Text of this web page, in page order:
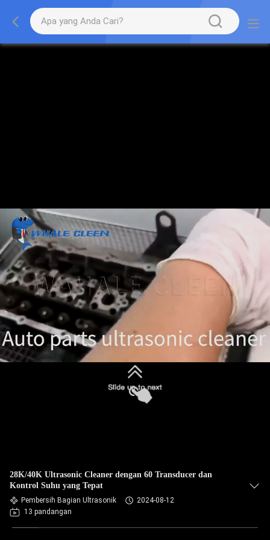
28K/40K Ultrasonic Cleaner dengan 60 Transducer dan
Kontrol Suhu yang Tepat
Pembersih Bagian Ultrasonik
2024-08-12
13 pandangan